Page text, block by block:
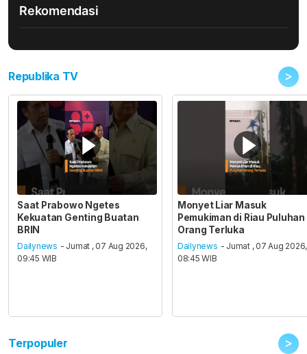
Rekomendasi
Republika TV >
Saat Prabowo Ngetes
Kekuatan Genting Buatan
BRIN
Dailynews - Jumat , 07 Aug 2026,
09:45 WIB
Monyet Liar Masuk
Pemukiman di Riau Puluhan
Orang Terluka
Dailynews - Jumat , 07 Aug 2026,
08:45 WIB
Terpopuler >